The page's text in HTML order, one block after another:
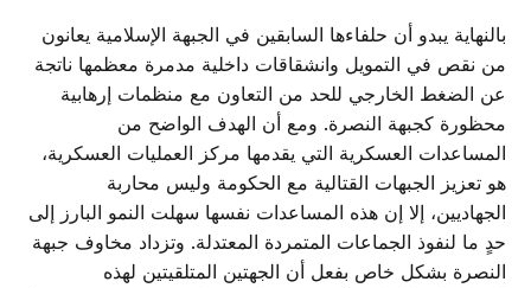
بالنهاية يبدو أن حلفاءها السابقين في الجبهة الإسلامية يعانون
من نقص في التمويل وانشقاقات داخلية مدمرة معظمها ناتجة
عن الضغط الخارجي للحد من التعاون مع منظمات إرهابية
محظورة كجبهة النصرة. ومع أن الهدف الواضح من
المساعدات العسكرية التي يقدمها مركز العمليات العسكرية،
هو تعزيز الجبهات القتالية مع الحكومة وليس محاربة
الجهاديين، إلا إن هذه المساعدات نفسها سهلت النمو البارز إلى
حدٍ ما لنفوذ الجماعات المتمردة المعتدلة. وتزداد مخاوف جبهة
النصرة بشكل خاص بفعل أن الجهتين المتلقيتين لهذه